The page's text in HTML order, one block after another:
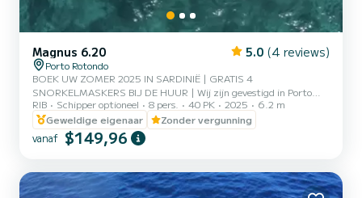
Magnus 6.20 5.0 (4 reviews)
Porto Rotondo
BOEK UW ZOMER 2025 IN SARDINIË | GRATIS 4
SNORKELMASKERS BIJ DE HUUR | Wij zijn gevestigd in Porto
Rotondo, in het hart van de Costa Smeralda. Bij ons kunt u ook een
bewaakte parkeerplaats voor uw auto vinden en een kleine bar om
te ontspannen terwijl u uitkijkt over onze prachtige zee. | Deze
prachtige rubberboot is een Magnus 6,20 en is voorzien van:
complete bekleding, ijszak op verzoek, bluetooth speaker op
verzoek. | De brandstofkost...
RIB Schipper optioneel 8 pers. 40 PK 2025
6.2 m
Geweldige eigenaar
Zonder vergunning
vanaf $149,96